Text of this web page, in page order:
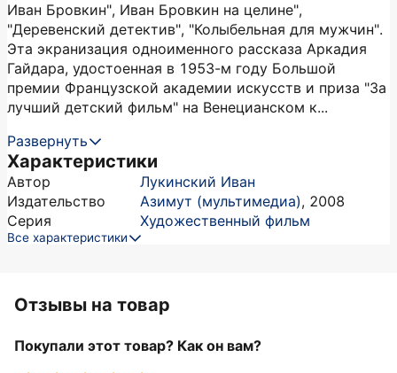
Иван Бровкин", Иван Бровкин на целине",
"Деревенский детектив", "Колыбельная для мужчин".
Эта экранизация одноименного рассказа Аркадия
Гайдара, удостоенная в 1953-м году Большой
премии Французской академии искусств и приза "За
лучший детский фильм" на Венецианском к...
Развернуть
Характеристики
Автор
Лукинский Иван
Издательство
Азимут (мультимедиа), 2008
Серия
Художественный фильм
Все характеристики
Отзывы на товар
Покупали этот товар? Как он вам?